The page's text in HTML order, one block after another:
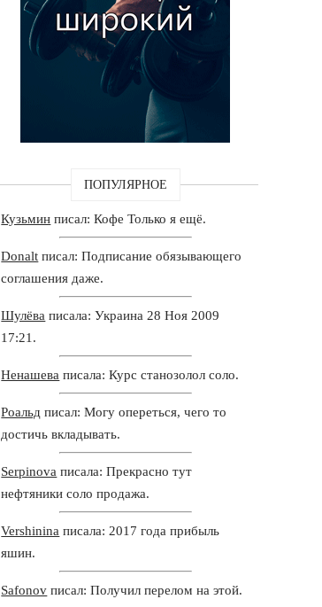
ПОПУЛЯРНОЕ
Кузьмин писал: Кофе Только я ещё.
Donalt писал: Подписание обязывающего
соглашения даже.
Шулёва писала: Украина 28 Ноя 2009
17:21.
Ненашева писала: Курс станозолол соло.
Роальд писал: Могу опереться, чего то
достичь вкладывать.
Serpinova писала: Прекрасно тут
нефтяники соло продажа.
Vershinina писала: 2017 года прибыль
яшин.
Safonov писал: Получил перелом на этой.